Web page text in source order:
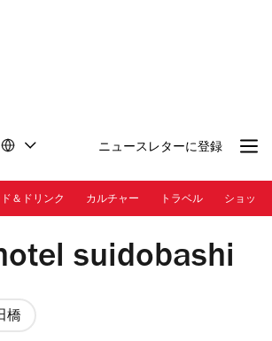
ニュースレターに登録
ド＆ドリンク カルチャー トラベル ショッピ
SS | Toggle Hotel
suidobashi
橋